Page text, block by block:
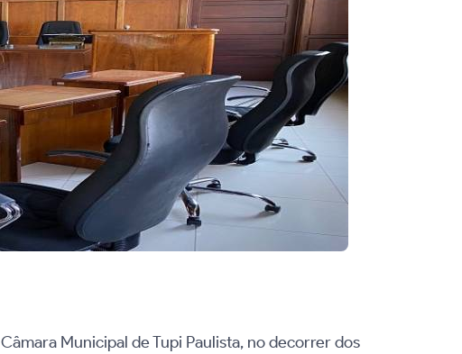
Municipal de Tupi Paulista, no decorrer dos